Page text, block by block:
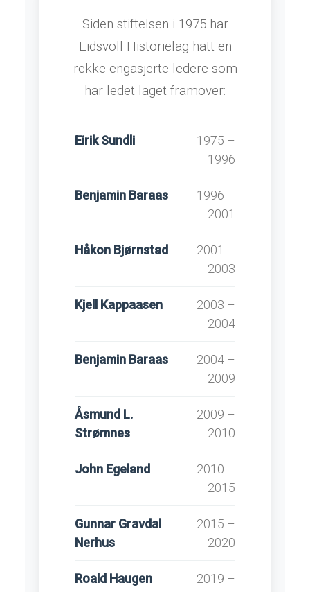
Siden stiftelsen i 1975 har
Eidsvoll Historielag hatt en
rekke engasjerte ledere som
har ledet laget framover:
Eirik Sundli
1975 –
1996
Benjamin Baraas
1996 –
2001
Håkon Bjørnstad
2001 –
2003
Kjell Kappaasen
2003 –
2004
Benjamin Baraas
2004 –
2009
Åsmund L.
Strømnes
2009 –
2010
John Egeland
2010 –
2015
Gunnar Gravdal
Nerhus
2015 –
2020
Roald Haugen
2019 –